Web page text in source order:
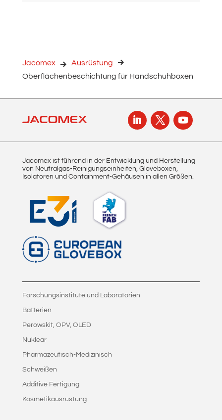
Jacomex
Ausrüstung
Oberflächenbeschichtung für Handschuhboxen
Jacomex ist führend in der Entwicklung und Herstellung
von Neutralgas-Reinigungseinheiten, Gloveboxen,
Isolatoren und Containment-Gehäusen in allen Größen.
Forschungsinstitute und Laboratorien
Batterien
Perowskit, OPV, OLED
Nuklear
Pharmazeutisch-Medizinisch
Schweißen
Additive Fertigung
Kosmetikausrüstung